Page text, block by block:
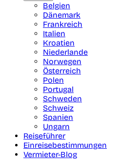
Belgien
Dänemark
Frankreich
Italien
Kroatien
Niederlande
Norwegen
Österreich
Polen
Portugal
Schweden
Schweiz
Spanien
Ungarn
Reiseführer
Einreisebestimmungen
Vermieter-Blog